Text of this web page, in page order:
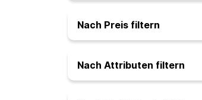
Nach Preis filtern
Nach Attributen filtern